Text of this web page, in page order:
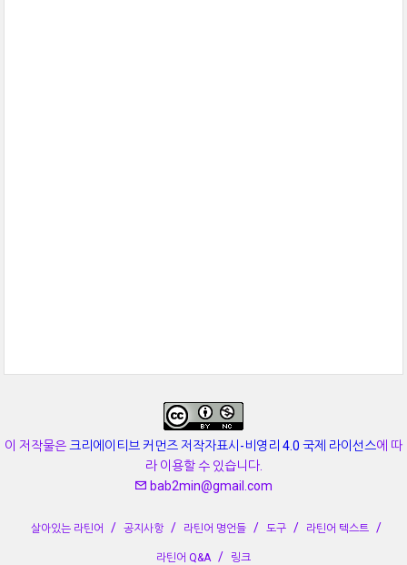
이 저작물은크리에이티브 커먼즈 저작자표시-비영리 4.0 국제 라이선스에 따
라 이용할 수 있습니다.
bab2min@gmail.com
살아있는 라틴어 공지사항 라틴어 명언들 도구 라틴어 텍스트
라틴어 Q&A 링크